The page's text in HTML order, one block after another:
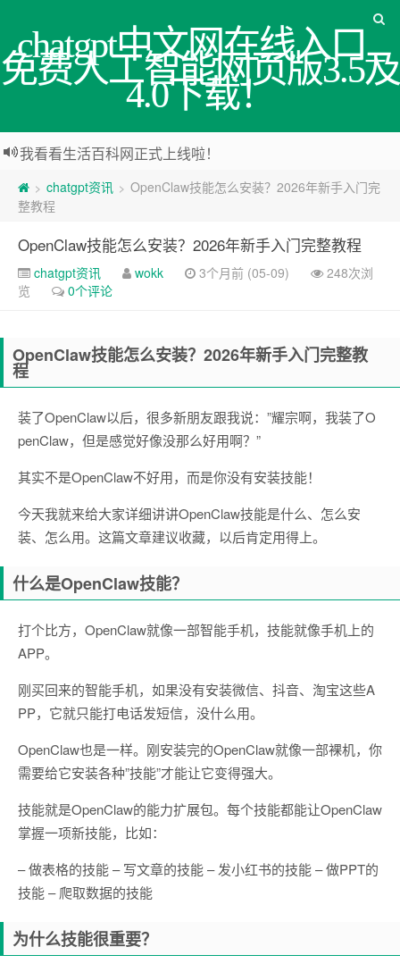
chatgpt中文网在线入口_
免费人工智能网页版3.5及
4.0下载！
我看看生活百科网正式上线啦！
> chatgpt资讯 > OpenClaw技能怎么安装？2026年新手入门完
整教程
OpenClaw技能怎么安装？2026年新手入门完整教程
chatgpt资讯 wokk 3个月前 (05-09)
248次浏
览
0个评论
OpenClaw技能怎么安装？2026年新手入门完整教
程
装了OpenClaw以后，很多新朋友跟我说：”耀宗啊，我装了O
penClaw，但是感觉好像没那么好用啊？”
其实不是OpenClaw不好用，而是你没有安装技能！
今天我就来给大家详细讲讲OpenClaw技能是什么、怎么安
装、怎么用。这篇文章建议收藏，以后肯定用得上。
什么是OpenClaw技能？
打个比方，OpenClaw就像一部智能手机，技能就像手机上的
APP。
刚买回来的智能手机，如果没有安装微信、抖音、淘宝这些A
PP，它就只能打电话发短信，没什么用。
OpenClaw也是一样。刚安装完的OpenClaw就像一部裸机，你
需要给它安装各种”技能”才能让它变得强大。
技能就是OpenClaw的能力扩展包。每个技能都能让OpenClaw
掌握一项新技能，比如：
– 做表格的技能 – 写文章的技能 – 发小红书的技能 – 做PPT的
技能 – 爬取数据的技能
为什么技能很重要？